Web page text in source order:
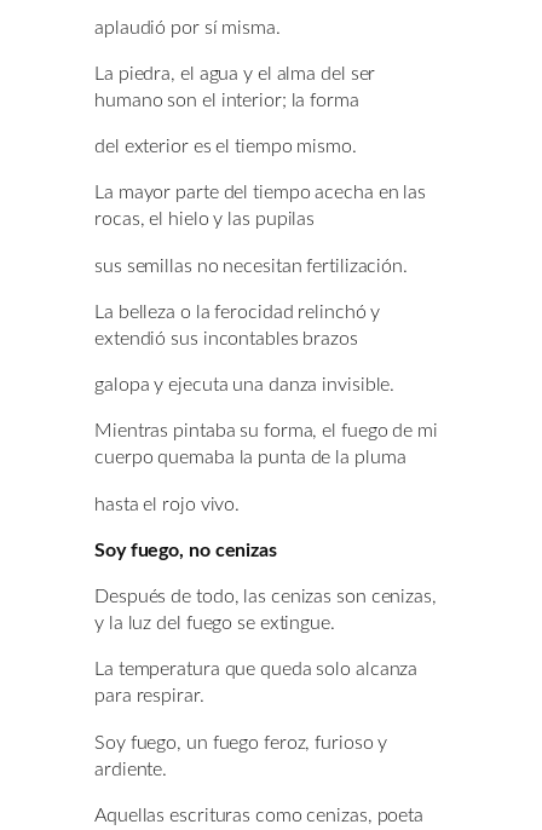
aplaudió por sí misma.
La piedra, el agua y el alma del ser
humano son el interior; la forma
del exterior es el tiempo mismo.
La mayor parte del tiempo acecha en las
rocas, el hielo y las pupilas
sus semillas no necesitan fertilización.
La belleza o la ferocidad relinchó y
extendió sus incontables brazos
galopa y ejecuta una danza invisible.
Mientras pintaba su forma, el fuego de mi
cuerpo quemaba la punta de la pluma
hasta el rojo vivo.
Soy fuego, no cenizas
Después de todo, las cenizas son cenizas,
y la luz del fuego se extingue.
La temperatura que queda solo alcanza
para respirar.
Soy fuego, un fuego feroz, furioso y
ardiente.
Aquellas escrituras como cenizas, poeta